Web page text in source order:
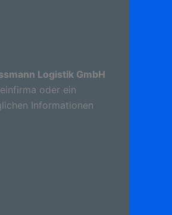
Logistik GmbH
oder ein
Informationen